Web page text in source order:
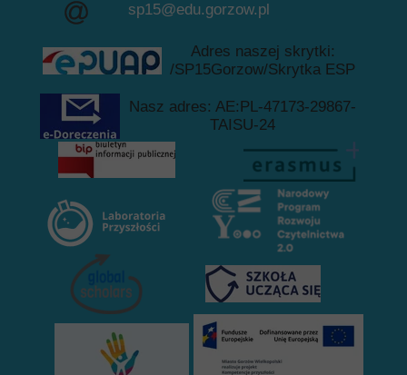
sp15@edu.gorzow.pl
Adres naszej skrytki:
/SP15Gorzow/Skrytka ESP
Nasz adres: AE:PL-47173-29867-
TAISU-24